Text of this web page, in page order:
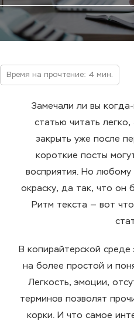
Время на прочтение: 4 мин.
Замечали ли вы
статью читать
закрыть уже после
короткие посты
восприятия. Но
окраску, да так, что он
Ритм текста — вот
В копирайтерской среде
на более простой и
Легкость, эмоции,
терминов позволят
корки. И что самое